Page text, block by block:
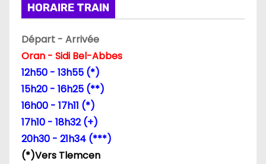
HORAIRE TRAIN
Départ - Arrivée
Oran - Sidi Bel-Abbes
12h50 - 13h55 (*)
15h20 - 16h25 (**)
16h00 - 17h11 (*)
17h10 - 18h32 (+)
20h30 - 21h34 (***)
(*)Vers Tlemcen